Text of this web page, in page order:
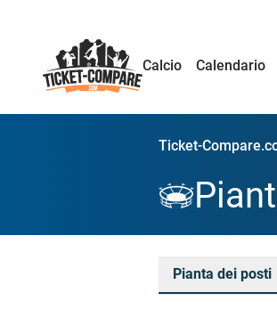
Calcio Calendario
Ticket-
Pianta dei posti